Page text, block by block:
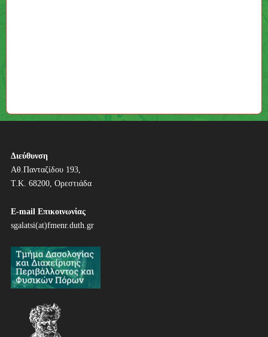
Διεύθυνση
Αθ.Πανταζίδου 193,
Τ.Κ. 68200, Ορεστιάδα
E-mail Επικοινωνίας
sgalatsi(at)fmenr.duth.gr